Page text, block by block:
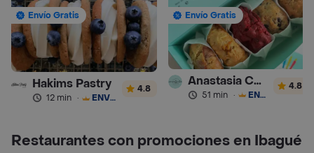
Envío Gratis
Hakims Pastry
12 min · ENVÍO GRATIS
4.8
Envío Gratis
Anastasia Cookies
51 min · ENVÍO GRATIS
4.8
Restaurantes con promociones en Ibagué